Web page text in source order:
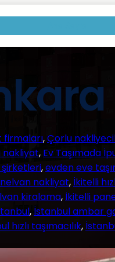
firmaları, Çorlu
nakliyat, Ev Taşımada
, evden eve
nakliyat, İkitelli
kiralama, İkitelli
, İstanbul ambar
hızlı taşımacılık,